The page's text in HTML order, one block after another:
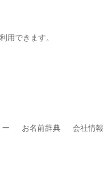
用できます。
ー お名前辞典 会社情報